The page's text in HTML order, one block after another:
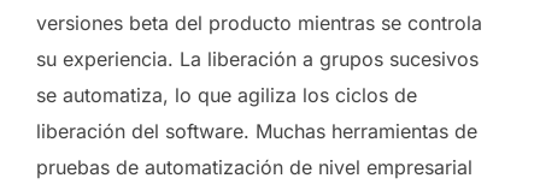
versiones beta del producto mientras se controla
su experiencia. La liberación a grupos sucesivos
se automatiza, lo que agiliza los ciclos de
liberación del software. Muchas herramientas de
pruebas de automatización de nivel empresarial